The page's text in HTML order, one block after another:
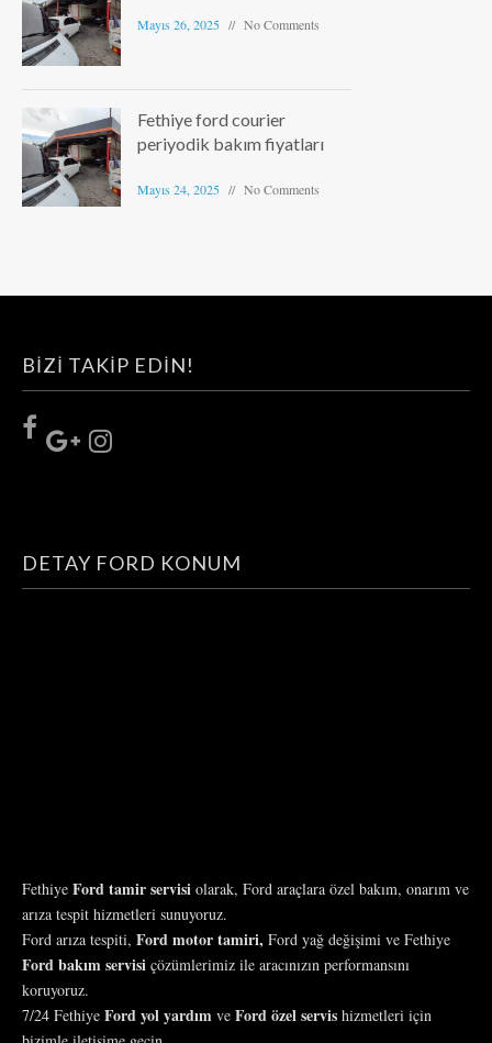
Mayıs 26, 2025 No Comments
Fethiye ford courier
periyodik bakım fiyatları
Mayıs 24, 2025 No Comments
BIZI TAKIP EDIN!
DETAY FORD KONUM
Fethiye Ford tamir servisi olarak, Ford araçlara özel bakım, onarım ve
arıza tespit hizmetleri sunuyoruz.
Ford arıza tespiti, Ford motor tamiri, Ford yağ değişimi ve Fethiye
Ford bakım servisi çözümlerimiz ile aracınızın performansını
koruyoruz.
7/24 Fethiye Ford yol yardım ve Ford özel servis hizmetleri için